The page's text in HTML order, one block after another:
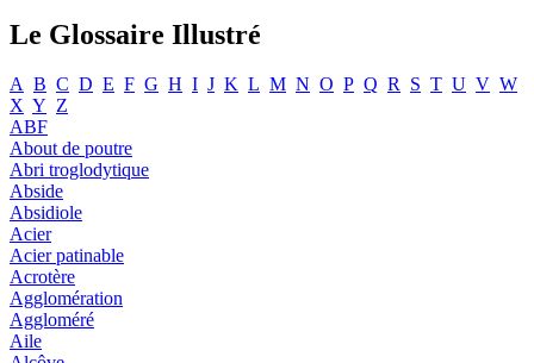
Le Glossaire Illustré
A B C D E F G H I J K L M N O P Q R S T U V W
X Y Z
ABF
About de poutre
Abri troglodytique
Abside
Absidiole
Acier
Acier patinable
Acrotère
Agglomération
Aggloméré
Aile